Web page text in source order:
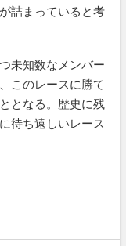
詰まっていると考
未知数なメンバー
このレースに勝て
となる。歴史に残
待ち遠しいレース